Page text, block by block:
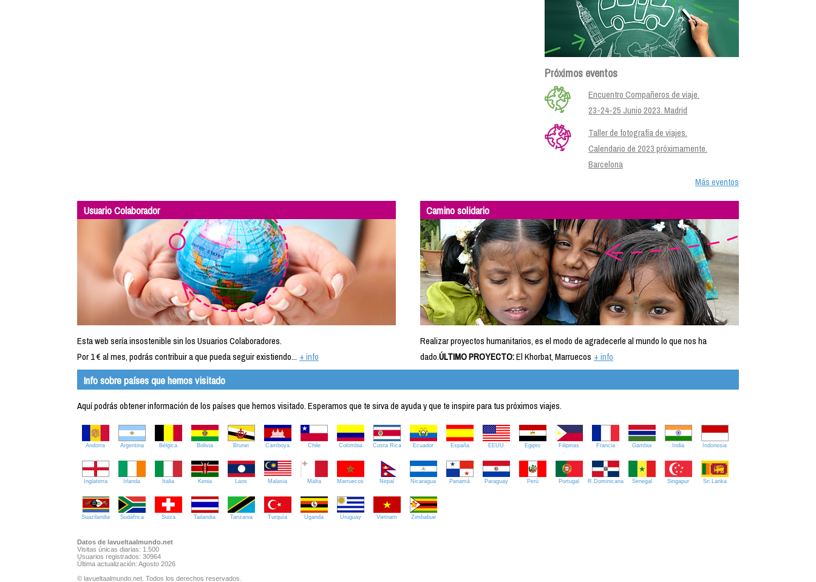
Próximos eventos
Encuentro Compañeros de viaje.
23-24-25 Junio 2023. Madrid
Taller de fotografía de viajes.
Calendario de 2023 próximamente.
Barcelona
Más eventos
Usuario Colaborador
Esta web sería insostenible sin los Usuarios Colaboradores.
Por 1 € al mes, podrás contribuir a que pueda seguir existiendo... + info
Camino solidario
Realizar proyectos humanitarios, es el modo de agradecerle al mundo lo que nos ha
dado.ÚLTIMO PROYECTO:El Khorbat, Marruecos + info
Info sobre países que hemos visitado
Aquí podrás obtener información de los países que hemos visitado. Esperamos que te sirva de ayuda y que te inspire para tus próximos viajes.
Andorra Argentina Bélgica Bolivia Brunei Camboya Chile Colombia Costa Rica Ecuador España EEUU Egipto Filipinas Francia Gambia India Indonesia
Inglaterra Irlanda Italia Kenia Laos Malasia Malta Marruecos Nepal Nicaragua Panamá Paraguay Perú Portugal R.Dominicana Senegal Singapur Sri Lanka
Suazilandia Sudáfrica Suiza Tailandia Tanzania Turquía Uganda Uruguay Vietnam Zimbabue
Datos de lavueltaalmundo.net
Visitas únicas diarias: 1.500
Usuarios registrados: 30964
Última actualización: Agosto 2026
© lavueltaalmundo.net. Todos los derechos reservados.